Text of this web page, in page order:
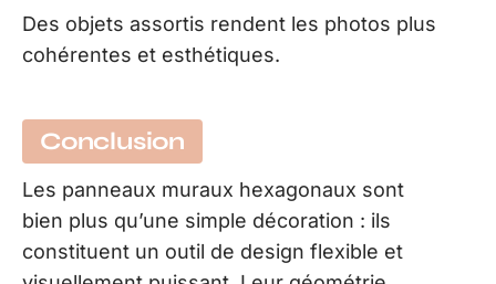
Des objets assortis rendent les photos plus
cohérentes et esthétiques.
Conclusion
Les panneaux muraux hexagonaux sont
bien plus qu’une simple décoration : ils
constituent un outil de design flexible et